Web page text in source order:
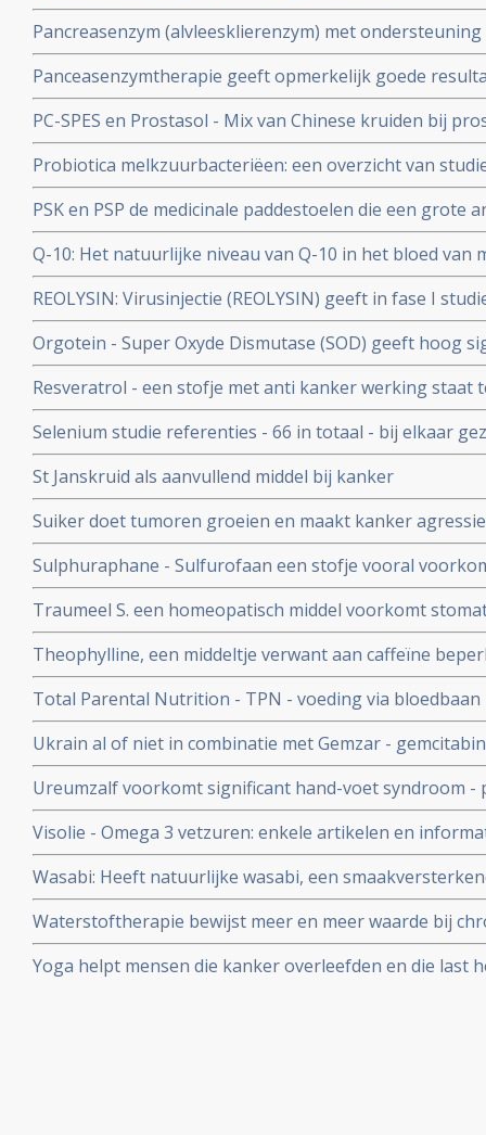
Pancreasenzym (alvleesklierenzym) met
zeer opmerkelijke en hoopvolle resultaten in
Lee Isaacs
Panceasenzymtherapie geeft opmerkelijk goede
alvleesklierkanker. en bevestigt aanpak van Dr.
PC-SPES en Prostasol - Mix van Chinese kruiden bij
bijzonder positief effect op kwaliteit van leven en veel
informatie over PC-SPES/Prostasol bij elkaar gebracht
Probiotica melkzuurbacteriëen: een overzicht van
van probiotica naast behandelingen van kanker en
belastende behandelingen
PSK en PSP de medicinale paddestoelen die een grote
Een overzicht van belangrijke studies en artikelen.
Q-10: Het natuurlijke niveau van Q-10 in het bloed van
onafhankelijke en betrouwbare voorspeller voor de
geen recidief blijkt uit een gerandomiseerde studie
REOLYSIN: Virusinjectie (REOLYSIN) geeft in fase I
kankerpatiënten met solide tumoren, waaronder
Orgotein - Super Oxyde Dismutase (SOD) geeft hoog
ernstige bijwerkingen van bestralingen in het bekken-
gerandomiseerde studie bij 100 patiënten met
Resveratrol - een stofje met anti kanker werking staat
wetenschapper, maar overzichtstudie toont aan dat
kanker eigenschappen heeft
Selenium studie referenties - 66 in totaal - bij elkaar
en therapeutische rol van selenium.
St Janskruid als aanvullend middel bij kanker
Suiker doet tumoren groeien en maakt kanker
Een suikerarm dieet voor kankerpatienten is aan te
Thevelein na zijn baanbrekende onderzoek
Sulphuraphane - Sulfurofaan een stofje vooral
opnieuw effectieve en veilige behandeling van kanker
prostaatkanker en borstkanker.
Traumeel S. een homeopatisch middel voorkomt
beenmergtransplantatie of stamceltransplantatie
gerandomiseerde studie.
Theophylline, een middeltje verwant aan caffeïne
op cisplatin gebaseerde chemokuren en beschermt
patiënten met verschillende kankersoorten
Total Parental Nutrition - TPN - voeding via bloedbaan
verhouding van glucose/vet is bewezen slechter dan
bijvoeding van verzwakte kankerpatienten
Ukrain al of niet in combinatie met Gemzar -
overlevingstijd bij inoperabele
fase II studie met 90 patiënten.
Ureumzalf voorkomt significant hand-voet syndroom -
vergelijking met vette zalf zonder ureum
Visolie - Omega 3 vetzuren: enkele artikelen en
vetzuren bij elkaar gezet
Wasabi: Heeft natuurlijke wasabi, een
van de wasabiplant, ook medicinale kwaliteiten tot aan
Waterstoftherapie bewijst meer en meer waarde bij
vormen van kanker bewijzen studies dat
waterstofbehandelingen
Yoga helpt mensen die kanker overleefden en die last